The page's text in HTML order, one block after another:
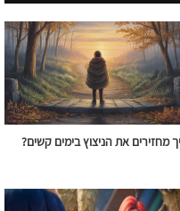
מחזירים את הניצוץ בימים קשים?